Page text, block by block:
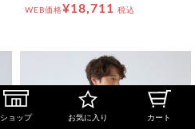
WEB価格¥18,711 税込
ショップ お気に入り カート